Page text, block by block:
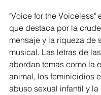
"Voice for the Voiceless"
que destaca por la
mensaje y la riqueza de
musical. Las letras de
abordan temas como la
animal, los feminicidios
abuso sexual infantil y la